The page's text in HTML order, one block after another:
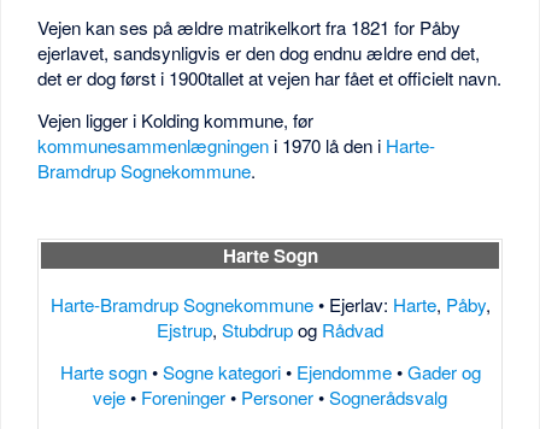
Vejen kan ses på ældre matrikelkort fra 1821 for Påby
ejerlavet, sandsynligvis er den dog endnu ældre end det,
det er dog først i 1900tallet at vejen har fået et officielt navn.
Vejen ligger i Kolding kommune, før
kommunesammenlægningen i 1970 lå den i Harte-
Bramdrup Sognekommune.
Harte Sogn
Harte-Bramdrup Sognekommune• Ejerlav: Harte, Påby,
Ejstrup, Stubdrupog Rådvad
Harte sogn•Sogne kategori• Ejendomme•Gader og
veje• Foreninger• Personer•Sognerådsvalg